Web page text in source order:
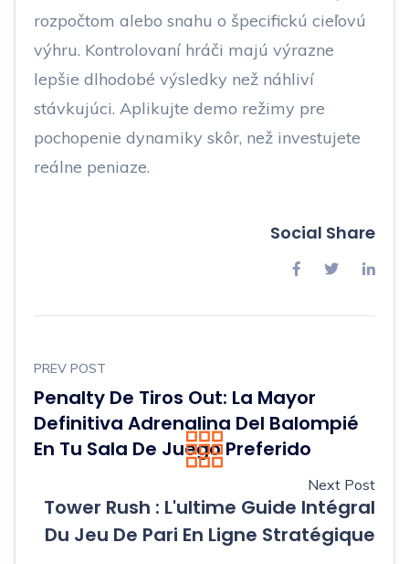
rozpočtom alebo snahu o špecifickú cieľovú
výhru. Kontrolovaní hráči majú výrazne
lepšie dlhodobé výsledky než náhliví
stávkujúci. Aplikujte demo režimy pre
pochopenie dynamiky skôr, než investujete
reálne peniaze.
Social Share
PREV POST
Penalty De Tiros Out: La Mayor
Definitiva Adrenalina Del Balompié
En Tu Sala De Juego Preferido
Next Post
Tower Rush : L'ultime Guide Intégral
Du Jeu De Pari En Ligne Stratégique